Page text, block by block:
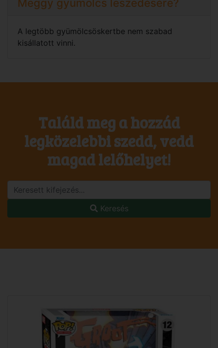
Meggy gyümölcs leszedésére?
A legtöbb gyümölcsöskertbe nem szabad
kisállatott vinni.
Találd meg a hozzád
legközelebbi szedd, vedd
magad lelőhelyet!
Keresés